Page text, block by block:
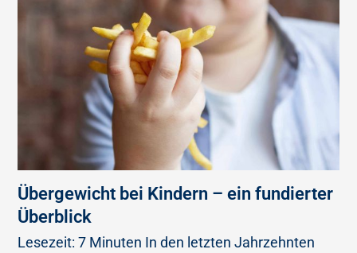
Übergewicht bei Kindern – ein fundierter
Überblick
Lesezeit: 7 Minuten In den letzten Jahrzehnten